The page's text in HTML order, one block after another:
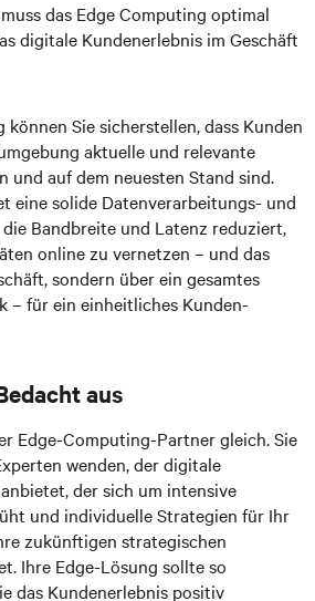
das Edge Computing optimal
digitale Kundenerlebnis im Geschäft
Sie sicherstellen, dass Kunden
aktuelle und relevante
und auf dem neuesten Stand sind.
eine solide Datenverarbeitungs- und
Bandbreite und Latenz reduziert,
online zu vernetzen – und das
sondern über ein gesamtes
– für ein einheitliches Kunden-
aus
Edge-Computing-Partner gleich. Sie
wenden, der digitale
der sich um intensive
und individuelle Strategien für Ihr
zukünftigen strategischen
Ihre Edge-Lösung sollte so
das Kundenerlebnis positiv